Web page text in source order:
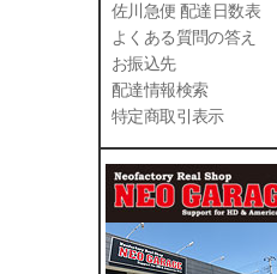
佐川急便 配達日数表
よくある質問の答え
お振込先
配達情報検索
特定商取引表示